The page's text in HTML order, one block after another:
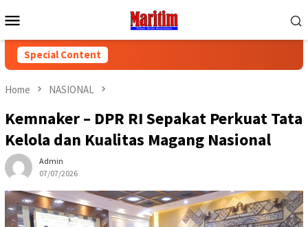
to
Menu
Special Content
Home NASIONAL
Kemnaker – DPR RI Sepakat Perkuat Tata
Kelola dan Kualitas Magang Nasional
Admin
07/07/2026